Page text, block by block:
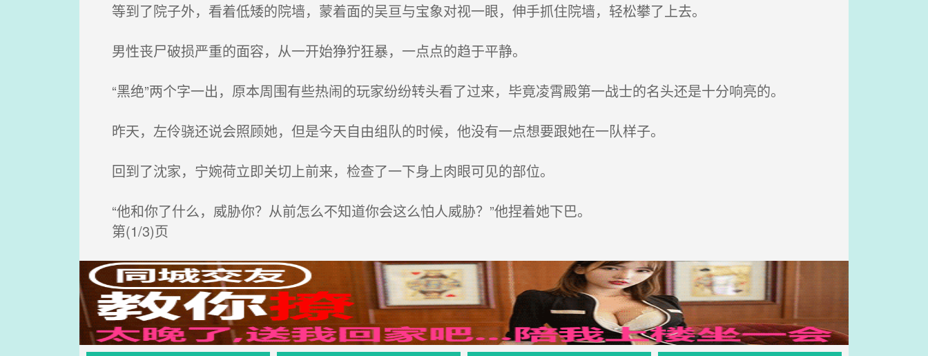
等到了院子外，看着低矮的院墙，蒙着面的吴亘与宝象对视一眼，伸手抓住院墙，轻松攀了上去。
男性丧尸破损严重的面容，从一开始狰狞狂暴，一点点的趋于平静。
“黑绝”两个字一出，原本周围有些热闹的玩家纷纷转头看了过来，毕竟凌霄殿第一战士的名头还是十分响亮的。
昨天，左伶骁还说会照顾她，但是今天自由组队的时候，他没有一点想要跟她在一队样子。
回到了沈家，宁婉荷立即关切上前来，检查了一下身上肉眼可见的部位。
“他和你了什么，威胁你？从前怎么不知道你会这么怕人威胁？”他捏着她下巴。
第(1/3)页